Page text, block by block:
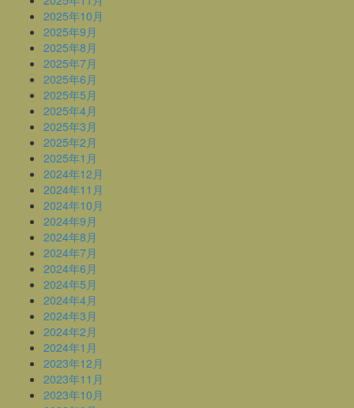
2025年10月
2025年9月
2025年8月
2025年7月
2025年6月
2025年5月
2025年4月
2025年3月
2025年2月
2025年1月
2024年12月
2024年11月
2024年10月
2024年9月
2024年8月
2024年7月
2024年6月
2024年5月
2024年4月
2024年3月
2024年2月
2024年1月
2023年12月
2023年11月
2023年10月